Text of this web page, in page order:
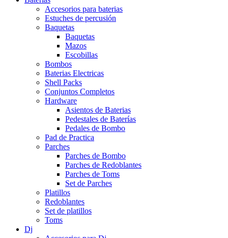
Accesorios para baterias
Estuches de percusión
Baquetas
Baquetas
Mazos
Escobillas
Bombos
Baterias Electricas
Shell Packs
Conjuntos Completos
Hardware
Asientos de Baterias
Pedestales de Baterías
Pedales de Bombo
Pad de Practica
Parches
Parches de Bombo
Parches de Redoblantes
Parches de Toms
Set de Parches
Platillos
Redoblantes
Set de platillos
Toms
Dj